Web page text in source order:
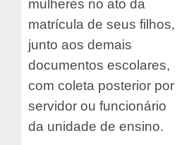
mulheres no ato da
matrícula de seus filhos,
junto aos demais
documentos escolares,
com coleta posterior por
servidor ou funcionário
da unidade de ensino.